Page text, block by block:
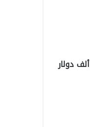
أدى الهجوم إلى اضطراب كبير في سوق العملات الرقمية، حيث انخفض سعر البيتكوين من 99 ألف دولار